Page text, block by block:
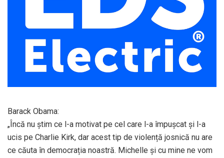
Barack Obama:
„Încă nu știm ce l-a motivat pe cel care l-a împușcat și l-a
ucis pe Charlie Kirk, dar acest tip de violență josnică nu are
ce căuta în democrația noastră. Michelle și cu mine ne vom